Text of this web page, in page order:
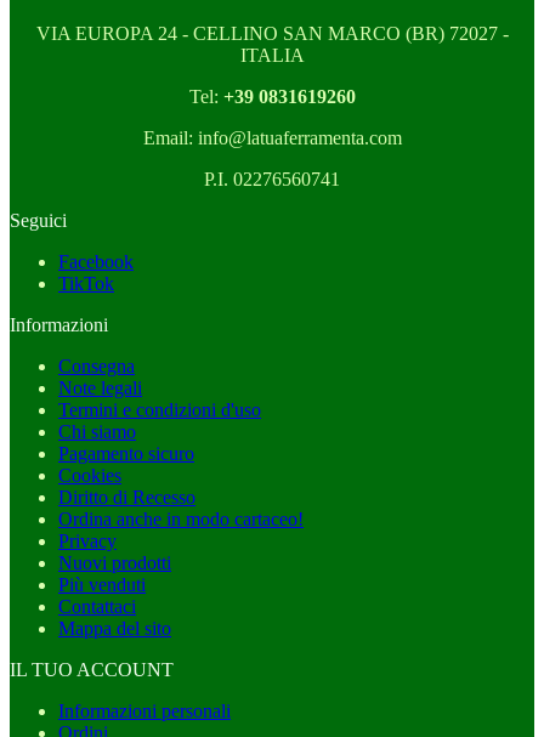
VIA EUROPA 24 - CELLINO SAN MARCO (BR) 72027 -
ITALIA
Tel: +39 0831619260
Email: info@latuaferramenta.com
P.I. 02276560741
Seguici
Facebook
TikTok
Informazioni
Consegna
Note legali
Termini e condizioni d'uso
Chi siamo
Pagamento sicuro
Cookies
Diritto di Recesso
Ordina anche in modo cartaceo!
Privacy
Nuovi prodotti
Più venduti
Contattaci
Mappa del sito
IL TUO ACCOUNT
Informazioni personali
Ordini